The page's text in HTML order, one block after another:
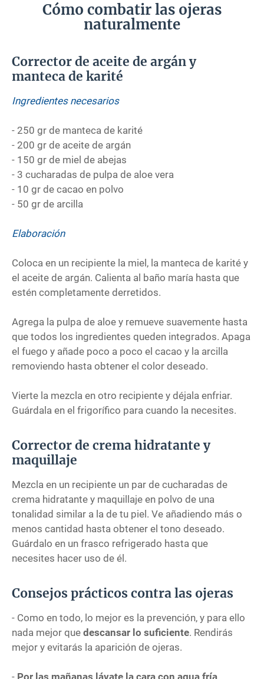
Cómo combatir las ojeras
naturalmente
Corrector de aceite de argán y
manteca de karité
Ingredientes necesarios
- 250 gr de manteca de karité
- 200 gr de aceite de argán
- 150 gr de miel de abejas
- 3 cucharadas de pulpa de aloe vera
- 10 gr de cacao en polvo
- 50 gr de arcilla
Elaboración
Coloca en un recipiente la miel, la manteca de karité y
el aceite de argán. Calienta al baño maría hasta que
estén completamente derretidos.
Agrega la pulpa de aloe y remueve suavemente hasta
que todos los ingredientes queden integrados. Apaga
el fuego y añade poco a poco el cacao y la arcilla
removiendo hasta obtener el color deseado.
Vierte la mezcla en otro recipiente y déjala enfriar.
Guárdala en el frigorífico para cuando la necesites.
Corrector de crema hidratante y
maquillaje
Mezcla en un recipiente un par de cucharadas de
crema hidratante y maquillaje en polvo de una
tonalidad similar a la de tu piel. Ve añadiendo más o
menos cantidad hasta obtener el tono deseado.
Guárdalo en un frasco refrigerado hasta que
necesites hacer uso de él.
Consejos prácticos contra las ojeras
- Como en todo, lo mejor es la prevención, y para ello
nada mejor que descansar lo suficiente. Rendirás
mejor y evitarás la aparición de ojeras.